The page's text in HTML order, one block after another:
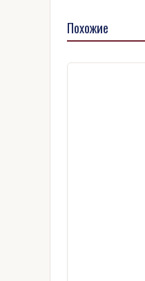
Похожие